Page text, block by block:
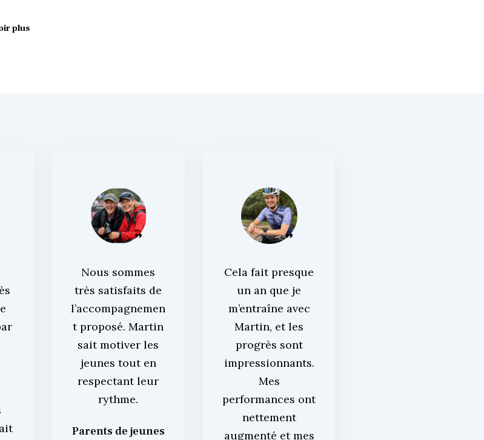
plus
Nous sommes
très satisfaits de
l’accompagnemen
t proposé. Martin
sait motiver les
jeunes tout en
respectant leur
rythme.
Parents de jeunes
Cela fait presque
un an que je
m’entraîne avec
Martin, et les
progrès sont
impressionnants.
Mes
performances ont
nettement
augmenté et mes